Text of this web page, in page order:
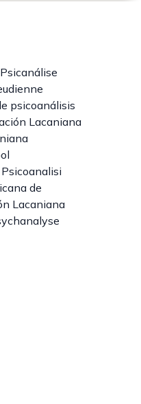
psicoanálisis
Lacaniana
de
Lacaniana